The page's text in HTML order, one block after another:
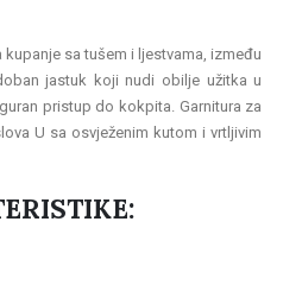
sa tušem i ljestvama, između
jastuk koji nudi obilje užitka u
pristup do kokpita. Garnitura za
U sa osvježenim kutom i vrtljivim